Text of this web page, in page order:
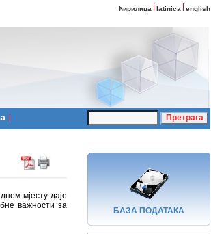
ћирилица latinica english
мјесту даје
важности за
БАЗA ПОДАТАКА